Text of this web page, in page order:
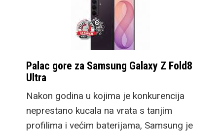
Palac gore za Samsung Galaxy Z Fold8
Ultra
Nakon godina u kojima je konkurencija
neprestano kucala na vrata s tanjim
profilima i većim baterijama, Samsung je